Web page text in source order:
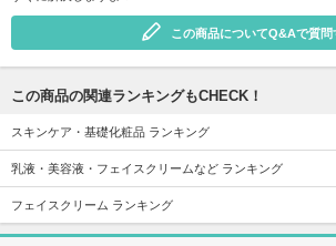
この商品についてQ&Aで質問
この商品の関連ランキングもCHECK！
スキンケア・基礎化粧品 ランキング
乳液・美容液・フェイスクリームなど ランキング
フェイスクリーム ランキング